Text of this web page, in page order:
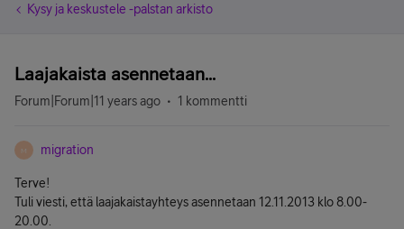
Kysy ja keskustele -palstan arkisto
Laajakaista asennetaan...
Forum|Forum|11 years ago 1 kommentti
M migration
Terve!
Tuli viesti, että laajakaistayhteys asennetaan 12.11.2013 klo 8.00-
20.00.